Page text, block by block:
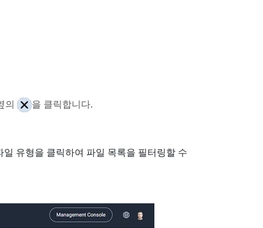
의 을 클릭합니다.
유형을 클릭하여 파일 목록을 필터링할 수